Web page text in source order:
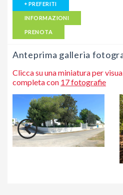
PREFERITI
INFORMAZIONI
PRENOTA
Anteprima galleria
Clicca su una miniatura per
completa con 17 fotografie